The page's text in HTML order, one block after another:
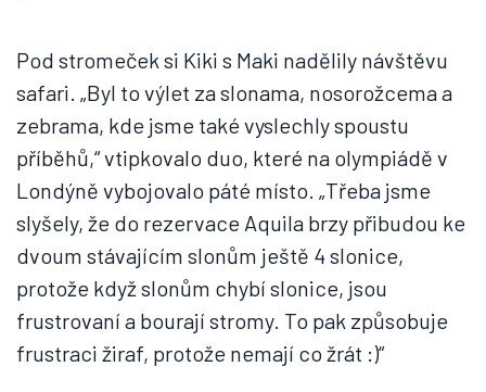
Pod stromeček si Kiki s Maki nadělily návštěvu
safari. „Byl to výlet za slonama, nosorožcema a
zebrama, kde jsme také vyslechly spoustu
příběhů,“ vtipkovalo duo, které na olympiádě v
Londýně vybojovalo páté místo. „Třeba jsme
slyšely, že do rezervace Aquila brzy přibudou ke
dvoum stávajícím slonům ještě 4 slonice,
protože když slonům chybí slonice, jsou
frustrovaní a bourají stromy. To pak způsobuje
frustraci žiraf, protože nemají co žrát :)“